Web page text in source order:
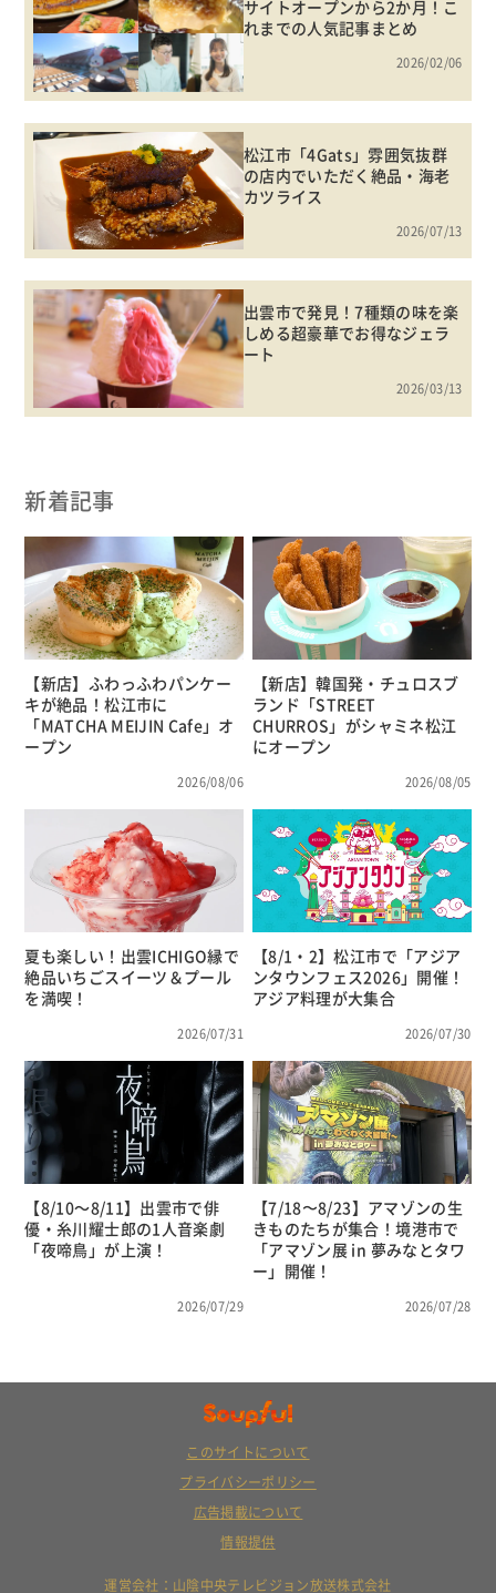
サイトオープンから2か月！こ
れまでの人気記事まとめ
2026/02/06
松江市「4Gats」雰囲気抜群
の店内でいただく絶品・海老
カツライス
2026/07/13
出雲市で発見！7種類の味を楽
しめる超豪華でお得なジェラ
ート
2026/03/13
新着記事
【新店】ふわっふわパンケー
キが絶品！松江市に
「MATCHA MEIJIN Cafe」オ
ープン
2026/08/06
【新店】韓国発・チュロスブ
ランド「STREET
CHURROS」がシャミネ松江
にオープン
2026/08/05
夏も楽しい！出雲ICHIGO縁で
絶品いちごスイーツ＆プール
を満喫！
2026/07/31
【8/1・2】松江市で「アジア
ンタウンフェス2026」開催！
アジア料理が大集合
2026/07/30
【8/10～8/11】出雲市で俳
優・糸川耀士郎の1人音楽劇
「夜啼鳥」が上演！
2026/07/29
【7/18〜8/23】アマゾンの生
きものたちが集合！境港市で
「アマゾン展 in 夢みなとタワ
ー」開催！
2026/07/28
このサイトについて
プライバシーポリシー
広告掲載について
情報提供
運営会社：山陰中央テレビジョン放送株式会社